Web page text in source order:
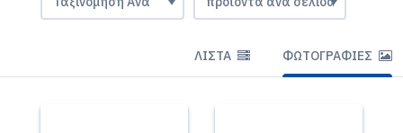
ΛΊΣΤΑ ΦΩΤΟΓΡΑΦΊΕΣ